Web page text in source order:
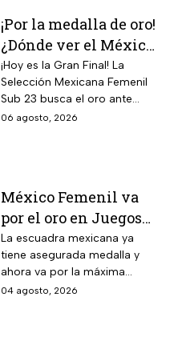
¡Por la medalla de oro!
¿Dónde ver el México
vs Colombia Femenil?
Así puedes seguir la
Gran Final EN VIVO
¡Hoy es la Gran Final! La
Selección Mexicana Femenil
Sub 23 busca el oro ante
Colombia en los Juegos
06 agosto, 2026
México Femenil va
por el oro en Juegos
Centroamericanos; ya
conoce a su rival
La escuadra mexicana ya
tiene asegurada medalla y
ahora va por la máxima
presea en los Juegos
04 agosto, 2026